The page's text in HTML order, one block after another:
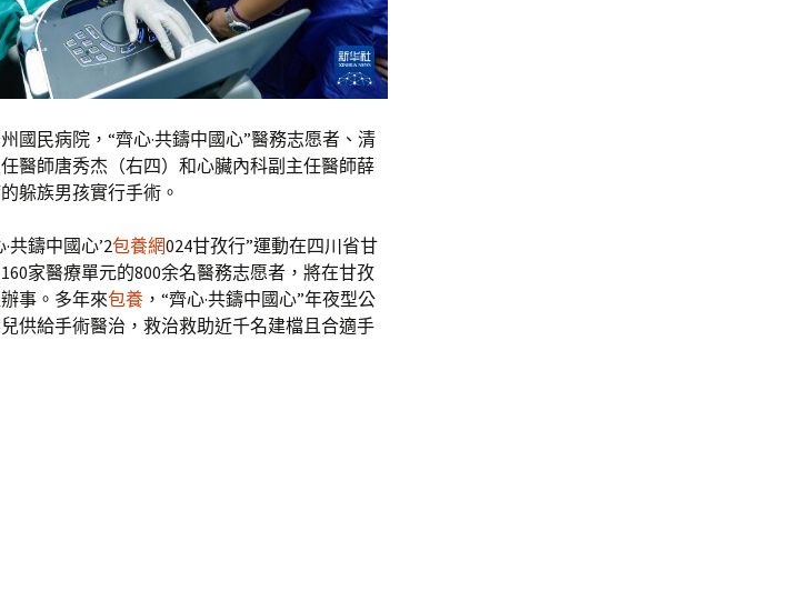
國民病院，“齊心·共鑄中國心”醫務志愿者、清
醫師唐秀杰（右四）和心臟內科副主任醫師薛
躲族男孩實行手術。
鑄中國心’2包養網024甘孜行”運動在四川省甘
家醫療單元的800余名醫務志愿者，將在甘孜
事。多年來包養 ，“齊心·共鑄中國心”年夜型公
供給手術醫治，救治救助近千名建檔且合適手